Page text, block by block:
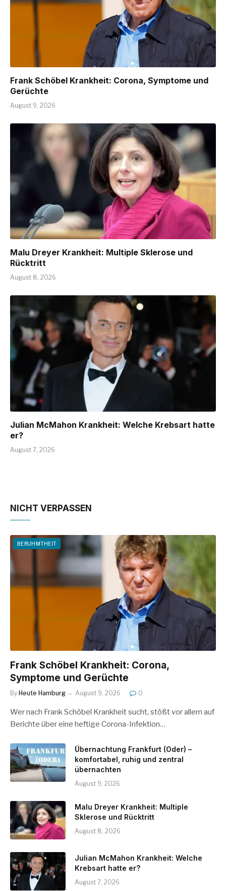
Frank Schöbel Krankheit: Corona, Symptome und
Gerüchte
August 9, 2026
Malu Dreyer Krankheit: Multiple Sklerose und
Rücktritt
August 8, 2026
Julian McMahon Krankheit: Welche Krebsart hatte
er?
August 7, 2026
NICHT VERPASSEN
BERUHMTHEIT
Frank Schöbel Krankheit: Corona,
Symptome und Gerüchte
By Heute Hamburg August 9, 2026 0
Wer nach Frank Schöbel Krankheit sucht, stößt vor allem auf
Berichte über eine heftige Corona-Infektion…
Übernachtung Frankfurt (Oder) –
komfortabel, ruhig und zentral
übernachten
August 9, 2026
Malu Dreyer Krankheit: Multiple
Sklerose und Rücktritt
August 8, 2026
Julian McMahon Krankheit: Welche
Krebsart hatte er?
August 7, 2026